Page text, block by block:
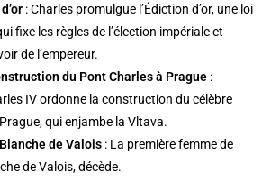
: Charles promulgue l’Édiction d’or, une loi
fixe les règles de l’élection impériale et
de l’empereur.
du Pont Charles à Prague :
IV ordonne la construction du célèbre
qui enjambe la Vltava.
de Valois : La première femme de
de Valois, décède.